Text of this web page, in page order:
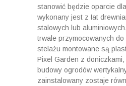
stanowić będzie oparcie
wykonany jest z łat
stalowych lub aluminiowych,
trwale przymocowanych do
stelażu montowane są
Pixel Garden z doniczkami,
budowy ogrodów
zainstalowany zostaje